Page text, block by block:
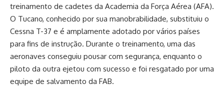
treinamento de cadetes da Academia da Força Aérea (AFA).
O Tucano, conhecido por sua manobrabilidade, substituiu o
Cessna T-37 e é amplamente adotado por vários países
para fins de instrução. Durante o treinamento, uma das
aeronaves conseguiu pousar com segurança, enquanto o
piloto da outra ejetou com sucesso e foi resgatado por uma
equipe de salvamento da FAB.